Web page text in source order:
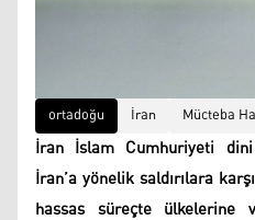
ortadoğu İran Mücteba
İran İslam Cumhuriyeti
İran’a yönelik saldırılara
hassas süreçte ülkelerine